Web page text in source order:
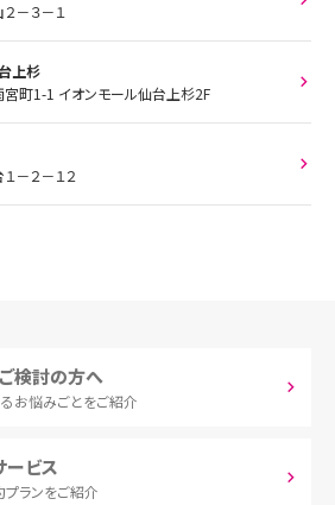
－３－１
上杉
町1-1 イオンモール仙台上杉2F
－２－１２
検討の方へ
るお悩みごとをご紹介
ービス
プランをご紹介